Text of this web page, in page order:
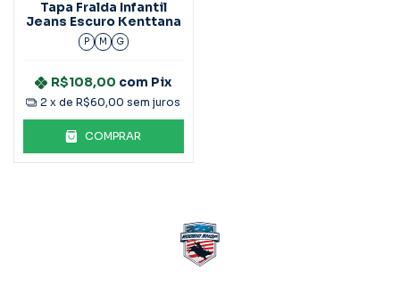
Tapa Fralda Infantil
Jeans Escuro Kenttana
P M G
R$108,00 com Pix
2 x deR$60,00 sem juros
COMPRAR